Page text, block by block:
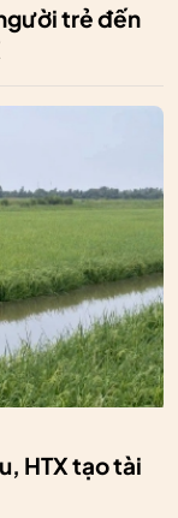
trẻ đến
HTX tạo tài